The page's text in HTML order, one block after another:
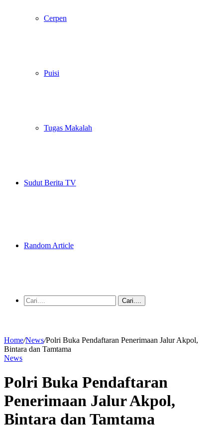
Cerpen
Puisi
Tugas Makalah
Sudut Berita TV
Random Article
Cari....
Home/News/Polri Buka Pendaftaran Penerimaan Jalur Akpol,
Bintara dan Tamtama
News
Polri Buka Pendaftaran
Penerimaan Jalur Akpol,
Bintara dan Tamtama